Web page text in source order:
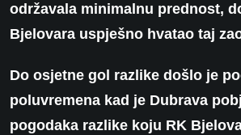
održavala minimalnu prednost,
Bjelovara uspješno hvatao taj
Do osjetne gol razlike došlo je
poluvremena kad je Dubrava
pogodaka razlike koju RK